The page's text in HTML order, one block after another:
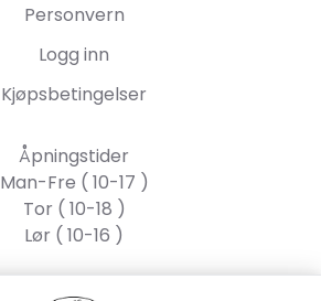
Personvern
Logg inn
Kjøpsbetingelser
Åpningstider
Man-Fre ( 10-17 )
Tor ( 10-18 )
Lør ( 10-16 )